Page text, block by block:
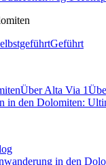
Geführt
Über Alta Via 1
in den Dolomiten:
in den